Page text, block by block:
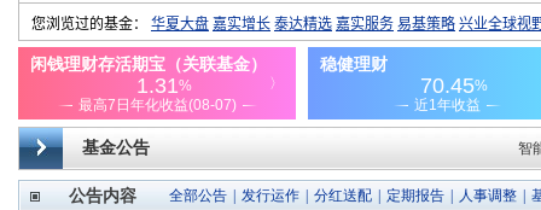
基金公告 智
公告内容 全部公告 发行运作 分红送配 定期报告 人事调整